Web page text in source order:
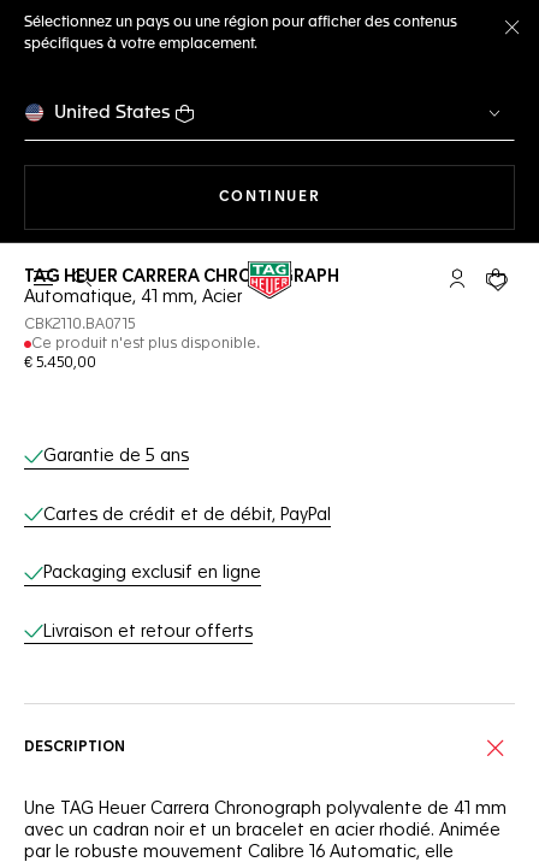
Sélectionnez un pays ou une région pour afficher des contenus
spécifiques à votre emplacement.
United States
CONTINUER
Ouvrir la barre de recherche Compte My
Votre
TAG HEUER CARRERA CHRONOGRAPH
Automatique, 41 mm, Acier
CBK2110.BA0715
Ce produit n'est plus disponible.
€ 5.450,00
Services en ligne
Garantie de 5 ans
Cartes de crédit et de débit, PayPal
Packaging exclusif en ligne
Livraison et retour offerts
DESCRIPTION
Une TAG Heuer Carrera Chronograph polyvalente de 41 mm
avec un cadran noir et un bracelet en acier rhodié. Animée
par le robuste mouvement Calibre 16 Automatic, elle